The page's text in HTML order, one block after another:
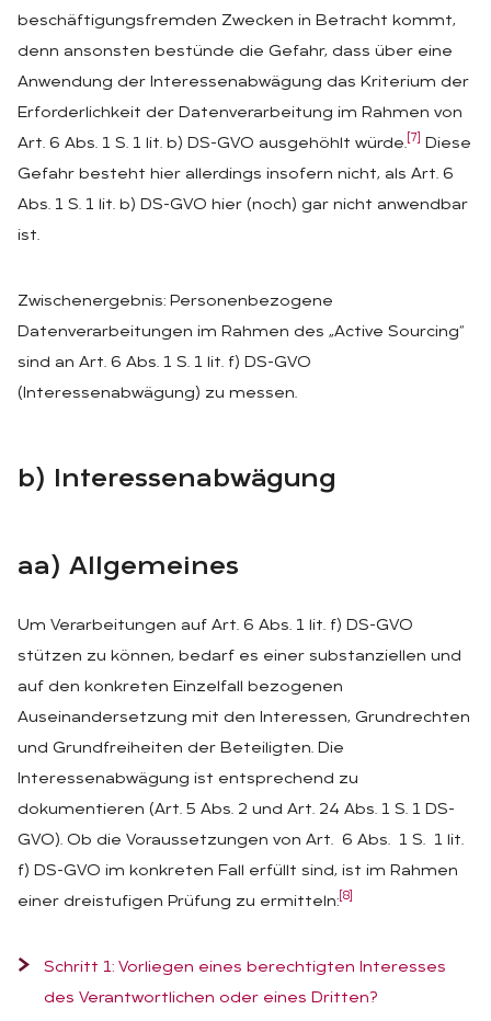
beschäftigungsfremden Zwecken in Betracht kommt,
denn ansonsten bestünde die Gefahr, dass über eine
Anwendung der Interessenabwägung das Kriterium der
Erforderlichkeit der Datenverarbeitung im Rahmen von
Art. 6 Abs. 1 S. 1 lit. b) DS-GVO ausgehöhlt würde. [7]
Diese
Gefahr besteht hier allerdings insofern nicht, als Art. 6
Abs. 1 S. 1 lit. b) DS-GVO hier (noch) gar nicht anwendbar
ist.
Zwischenergebnis: Personenbezogene
Datenverarbeitungen im Rahmen des „Active Sourcing“
sind an Art. 6 Abs. 1 S. 1 lit. f) DS-GVO
(Interessenabwägung) zu messen.
b) In­ter­es­sen­ab­wä­gung
aa) All­ge­mei­nes
Um Verarbeitungen auf Art. 6 Abs. 1 lit. f) DS-GVO
stützen zu können, bedarf es einer substanziellen und
auf den konkreten Einzelfall bezogenen
Auseinandersetzung mit den Interessen, Grundrechten
und Grundfreiheiten der Beteiligten. Die
Interessenabwägung ist entsprechend zu
dokumentieren (Art. 5 Abs. 2 und Art. 24 Abs. 1 S. 1 DS-
GVO). Ob die Voraussetzungen von Art. 6 Abs. 1 S. 1 lit.
f) DS-GVO im konkreten Fall erfüllt sind, ist im Rahmen
einer dreistufigen Prüfung zu ermitteln: [8]
Schritt 1: Vorliegen eines berechtigten Interesses
des Verantwortlichen oder eines Dritten?